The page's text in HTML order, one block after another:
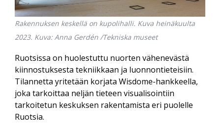
Rakennuksen keskellä on kupolihalli. Kuva heinäkuulta
2023. Kuva: Anna Gerdén /Tekniska museet
Ruotsissa on huolestuttu nuorten vähenevästä
kiinnostuksesta tekniikkaan ja luonnontieteisiin.
Tilannetta yritetään korjata Wisdome-hankkeella,
joka tarkoittaa neljän tieteen visualisointiin
tarkoitetun keskuksen rakentamista eri puolelle
Ruotsia.